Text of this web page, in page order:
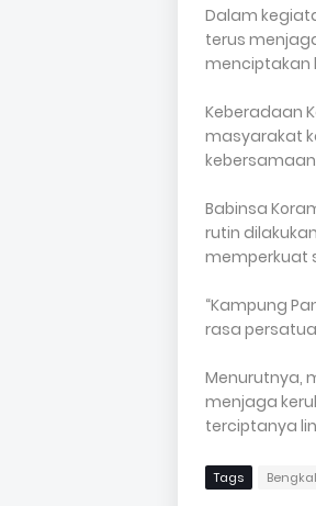
Dalam
terus
menciptakan
Keberadaan
masyarakat
Babinsa
rutin
memperkuat
“Kampung
rasa
Menurutnya,
menjaga
terciptanya
Tags